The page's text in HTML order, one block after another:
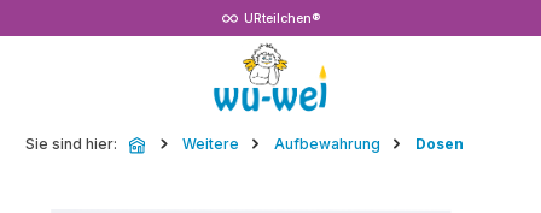
URteilchen®
Sie sind hier: Weitere Aufbewahrung Dosen